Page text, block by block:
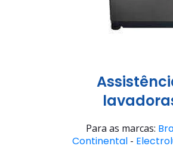
Para as marcas:
Continental -